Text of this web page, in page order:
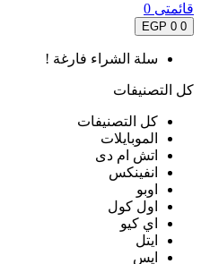
قائمتى 0
0
0 EGP
سلة الشراء فارغة !
كل التصنيفات
كل التصنيفات
الموبايلات
اتش ام دى
انفينكس
اوبو
اول كول
اي كيو
ايتل
ايس